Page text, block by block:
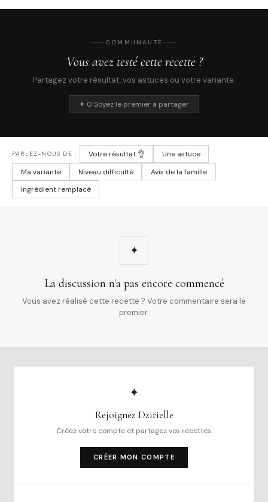
COMMUNAUTÉ
Vous avez testé cette recette ?
Partagez votre résultat, vos astuces ou votre variante.
✦ 0 Soyez le premier à partager
PARLEZ-NOUS DE : Votre résultat 👌
Une astuce
Ma variante
Niveau difficulté
Avis de la famille
Ingrédient remplacé
✦
La discussion n'a pas encore commencé
Vous avez réalisé cette recette ? Votre commentaire sera le
premier.
✦
Rejoignez Dzirielle
Créez votre compte et partagez vos recettes.
CRÉER MON COMPTE